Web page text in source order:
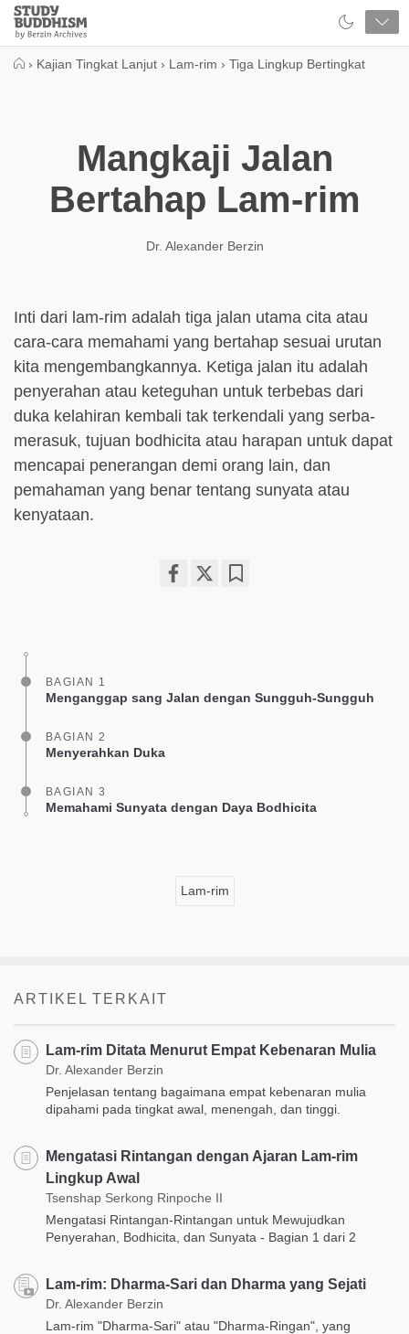
Close
Study
Buddhism
› Kajian Tingkat Lanjut › Lam-rim › Tiga Lingkup Bertingkat
Mangkaji Jalan
Bertahap Lam-rim
Dr. Alexander Berzin
Inti dari lam-rim adalah tiga jalan utama cita atau
cara-cara memahami yang bertahap sesuai urutan
kita mengembangkannya. Ketiga jalan itu adalah
penyerahan atau keteguhan untuk terbebas dari
duka kelahiran kembali tak terkendali yang serba-
merasuk, tujuan bodhicita atau harapan untuk dapat
mencapai penerangan demi orang lain, dan
pemahaman yang benar tentang sunyata atau
kenyataan.
BAGIAN 1
Menganggap sang Jalan dengan Sungguh-Sungguh
BAGIAN 2
Menyerahkan Duka
BAGIAN 3
Memahami Sunyata dengan Daya Bodhicita
Lam-rim
ARTIKEL TERKAIT
Lam-rim Ditata Menurut Empat Kebenaran Mulia
Dr. Alexander Berzin
Penjelasan tentang bagaimana empat kebenaran mulia
dipahami pada tingkat awal, menengah, dan tinggi.
Mengatasi Rintangan dengan Ajaran Lam-rim
Lingkup Awal
Tsenshap Serkong Rinpoche II
Mengatasi Rintangan-Rintangan untuk Mewujudkan
Penyerahan, Bodhicita, dan Sunyata - Bagian 1 dari 2
Lam-rim: Dharma-Sari dan Dharma yang Sejati
Dr. Alexander Berzin
Lam-rim "Dharma-Sari" atau "Dharma-Ringan", yang